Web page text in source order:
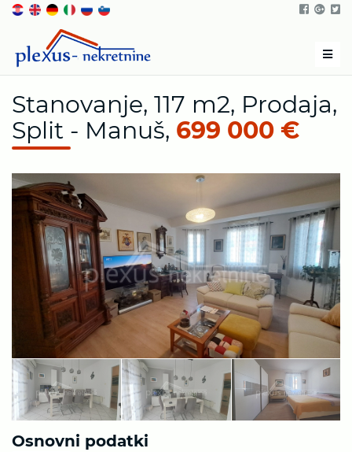
Menu
Stanovanje, 117 m2, Prodaja,
Split - Manuš, 699 000 €
Osnovni podatki